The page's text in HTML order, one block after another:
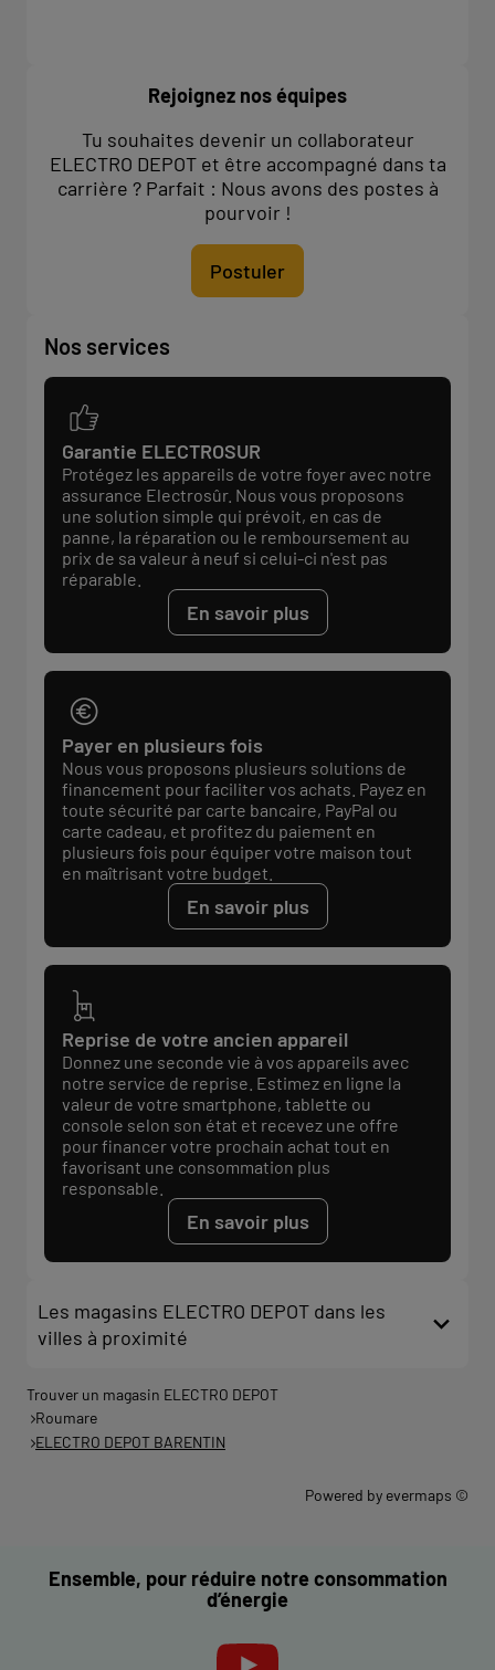
Rejoignez nos équipes
Tu souhaites devenir un collaborateur
ELECTRO DEPOT et être accompagné dans ta
carrière ? Parfait : Nous avons des postes à
pourvoir !
Postuler
Nos services
Garantie ELECTROSUR
Protégez les appareils de votre foyer avec notre
assurance Electrosûr. Nous vous proposons
une solution simple qui prévoit, en cas de
panne, la réparation ou le remboursement au
prix de sa valeur à neuf si celui-ci n'est pas
réparable.
En savoir plus
Payer en plusieurs fois
Nous vous proposons plusieurs solutions de
financement pour faciliter vos achats. Payez en
toute sécurité par carte bancaire, PayPal ou
carte cadeau, et profitez du paiement en
plusieurs fois pour équiper votre maison tout
en maîtrisant votre budget.
En savoir plus
Reprise de votre ancien appareil
Donnez une seconde vie à vos appareils avec
notre service de reprise. Estimez en ligne la
valeur de votre smartphone, tablette ou
console selon son état et recevez une offre
pour financer votre prochain achat tout en
favorisant une consommation plus
responsable.
En savoir plus
Les magasins ELECTRO DEPOT dans les
villes à proximité
Trouver un magasin ELECTRO DEPOT
Roumare
ELECTRO DEPOT BARENTIN
Powered by evermaps ©
Ensemble, pour réduire notre consommation
d’énergie